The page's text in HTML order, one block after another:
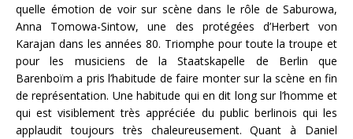
quelle émotion de voir sur scène dans le rôle de Saburowa,
Anna Tomowa-Sintow, une des protégées d’Herbert von
Karajan dans les années 80. Triomphe pour toute la troupe et
pour les musiciens de la Staatskapelle de Berlin que
Barenboïm a pris l’habitude de faire monter sur la scène en fin
de représentation. Une habitude qui en dit long sur l’homme et
qui est visiblement très appréciée du public berlinois qui les
applaudit toujours très chaleureusement. Quant à Daniel